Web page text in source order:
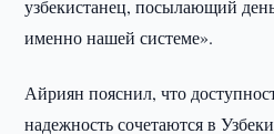
узбекистанец, посылающий
именно нашей системе».
Айриян пояснил, что
надежность сочетаются в